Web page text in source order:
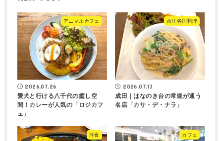
アニマルカフェ
2026.07.26
愛犬と行ける八千代の癒し空
間！カレーが人気の「ロジカフ
ェ」
西洋各国料理
2026.07.13
成田｜はなのき台の常連が通う
名店「カサ・デ・ナラ」
洋食 カフェ